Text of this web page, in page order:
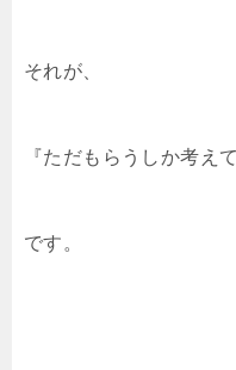
それが、
『ただもらうしか考え
です。